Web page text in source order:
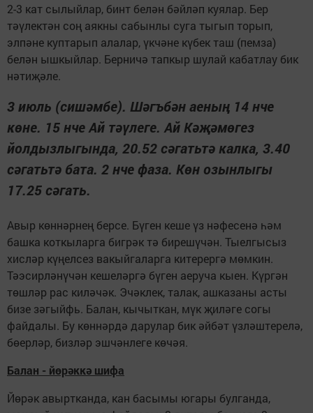
2-3 кат сылыйлар, бинт белән бәйләп куялар. Бер
тәүлектән соң аякны сабынлы суга тыгып торып,
элпәне куптарып алалар, үкчәне күбек таш (пемза)
белән ышкыйлар. Берничә тапкыр шулай кабатлау бик
нәтиҗәле.
3 июль (сишәмбе). Шәгъбән аеның 14 нче
көне. 15 нче Ай тәүлеге. Ай Кәҗәмөгез
йолдызлыгында, 20.52 сәгатьтә калка, 3.40
сәгатьтә бата. 2 нче фаза. Көн озынлыгы
17.25 сәгать.
Авыр көннәрнең берсе. Бүген кеше үз нәфесенә һәм
башка коткыларга бигрәк тә бирешүчән. Тыелгысыз
хисләр күңелсез вакыйгаларга китерергә мөмкин.
Тәэсирләнүчән кешеләргә бүген аеруча кыен. Күргән
төшләр рас киләчәк. Эчәклек, талак, ашказаны асты
бизе зәгыйфь. Балан, кычыткан, мүк җиләге согы
файдалы. Бу көннәрдә дарулар бик әйбәт үзләштерелә,
бөерләр, бизләр эшчәнлеге көчәя.
Балан - йөрәккә шифа
Йөрәк авыртканда, кан басымы югары булганда,